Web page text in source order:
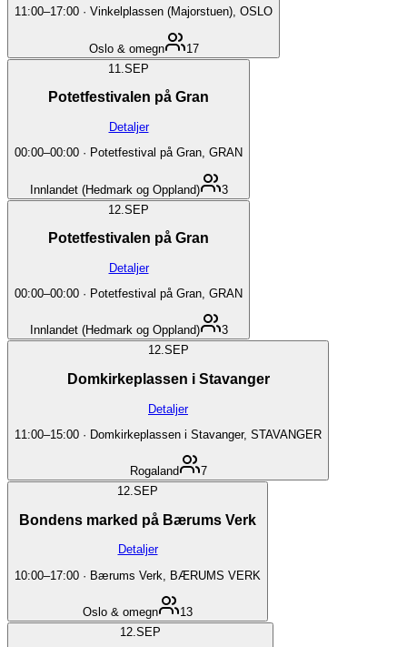
11:00–17:00 · Vinkelplassen (Majorstuen), OSLO
Oslo & omegn
17
11. SEP
Potetfestivalen på Gran
Detaljer
00:00–00:00 · Potetfestival på Gran, GRAN
Innlandet (Hedmark og Oppland)
3
12. SEP
Potetfestivalen på Gran
Detaljer
00:00–00:00 · Potetfestival på Gran, GRAN
Innlandet (Hedmark og Oppland)
3
12.SEP
Domkirkeplassen i Stavanger
Detaljer
11:00–15:00 · Domkirkeplassen i Stavanger, STAVANGER
Rogaland
7
12.SEP
Bondens marked på Bærums Verk
Detaljer
10:00–17:00 · Bærums Verk, BÆRUMS VERK
Oslo & omegn
13
12.SEP